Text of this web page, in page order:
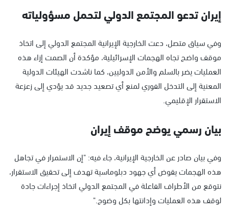
إيران تدعو المجتمع الدولي لتحمل مسؤولياته
وفي سياق متصل، دعت الخارجية الإيرانية المجتمع الدولي إلى اتخاذ
موقف واضح تجاه الهجمات الإسرائيلية، مؤكدة أن الصمت إزاء هذه
العمليات يضر بالسلم والأمن الدوليين، كما ناشدت الهيئات الدولية
المعنية إلى التدخل الفوري لمنع أي تصعيد جديد قد يؤدي إلى زعزعة
الاستقرار الإقليمي.
بيان رسمي يوضح موقف إيران
وفي بيان صادر عن الخارجية الإيرانية، جاء فيه: "إن الاستمرار في تجاهل
هذه الهجمات يقوض أي جهود دبلوماسية تهدف إلى تحقيق الاستقرار،
نتوقع من الأطراف الفاعلة في المجتمع الدولي اتخاذ إجراءات جادة
لوقف هذه العمليات وإدانتها بكل وضوح."